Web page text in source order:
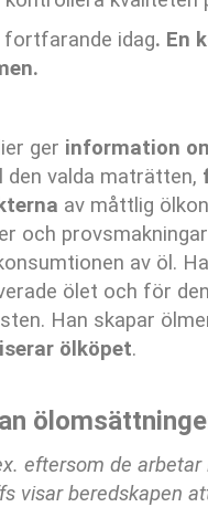
fortfarande idag. En
ger information
den valda maträtten,
av måttlig
och
av öl.
ölet och för den
Han skapar
ölköpet.
eftersom de
visar beredskapen